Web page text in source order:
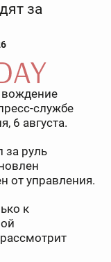
за
вождение
службе
6 августа.
за руль
от управления.
к